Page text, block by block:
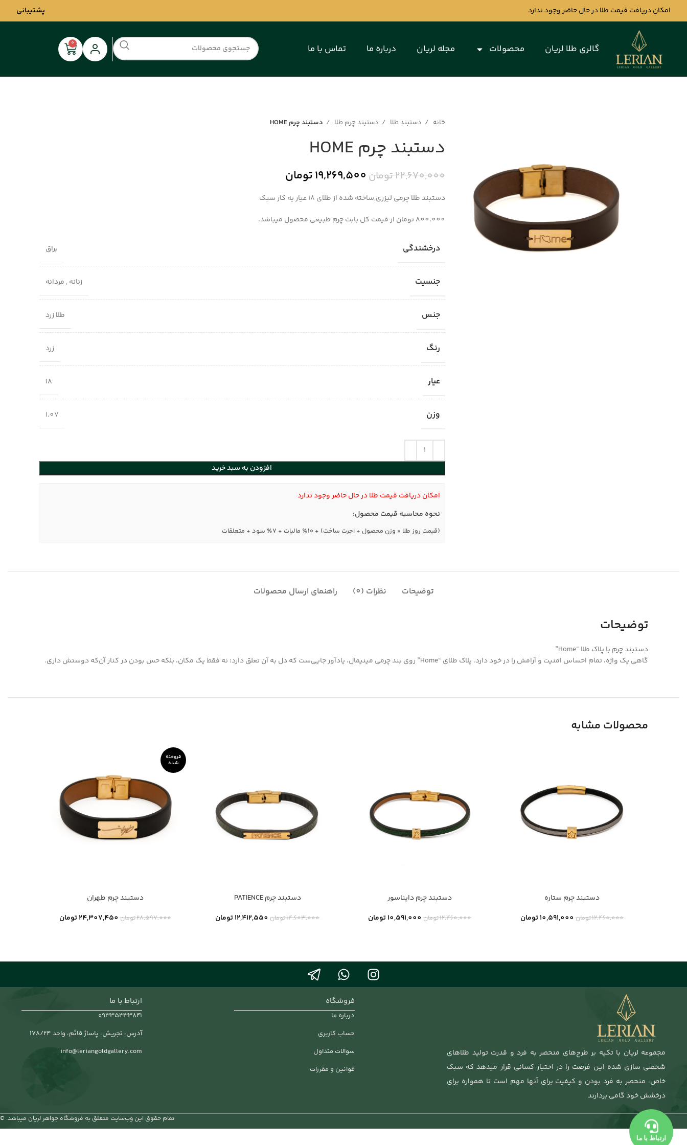
امکان دریافت قیمت طلا در حال حاضر وجود ندارد پشتیبانی
گالری طلا لریان محصولات مجله لریان درباره ما تماس با ما 0
خانه دستبند طلا دستبند چرم طلا دستبند چرم HOME
دستبند چرم HOME
22,670,000تومان19,269,500تومان
دستبند طلا چرمی لیزری,ساخته شده از طلای 18 عیار یه کار سبک
800.000 تومان از قیمت کل بابت چرم طبیعی محصول میباشد.
درخشندگی براق
جنسیت زنانه , مردانه
جنس طلا زرد
رنگ زرد
عیار 18
وزن 1.07
افزودن به سبد خرید
امکان دریافت قیمت طلا در حال حاضر وجود ندارد
نحوه محاسبه قیمت محصول:
(قیمت روز طلا × وزن محصول + اجرت ساخت) + ۱۰٪ مالیات + ۷٪ سود + متعلقات
توضیحات نظرات (0) راهنمای ارسال محصولات
توضیحات
دستبند چرم با پلاک طلا “Home”
گاهی یک واژه، تمام احساس امنیت و آرامش را در خود دارد. پلاک طلای “Home” روی بند چرمی مینیمال، یادآور جایی‌ست که دل به آن تعلق دارد؛ نه فقط یک مکان، بلکه حس بودن در کنار آن‌که دوستش داری.
محصولات مشابه
دستبند چرم ستاره
12,460,000تومان 10,591,000تومان
دستبند چرم دایناسور
12,460,000تومان 10,591,000تومان
دستبند چرم PATIENCE
14,603,000تومان 12,412,550تومان
فروخته
شده
دستبند چرم طهران
28,597,000تومان 24,307,450 تومان
مجموعه لریان با تکیه بر طرح‌های منحصر به فرد و قدرت تولید طلاهای
شخصی سازی شده این فرصت را در اختیار کسانی قرار میدهد که سبک
خاص، منحصر به فرد بودن و کیفیت برای آنها مهم‌ است تا همواره برای
درخشش خود گامی بردارند
فروشگاه
درباره ما
حساب کاربری
سوالات متداول
قوانین و مقررات
ارتباط با ما
۰۹۳۳۵۳۳۳۸۴۱
آدرس: تجریش، پاساژ قائم، واحد 178/24
info@leriangoldgallery.com
تمام حقوق اين وب‌سايت متعلق به فروشگاه جواهر لریان میباشد. ©
ارتباط با ما